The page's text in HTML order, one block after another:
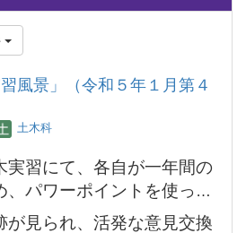
風景」（令和５年１月第４
土木科
実習にて、各自が一年間の
、パワーポイントを使って
が見られ、活発な意見交換